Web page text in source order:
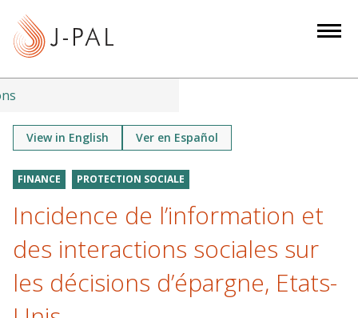
t
View in English Ver en Español
FINANCE PROTECTION SOCIALE
Incidence de l’information et
des interactions sociales sur
les décisions d’épargne, Etats-